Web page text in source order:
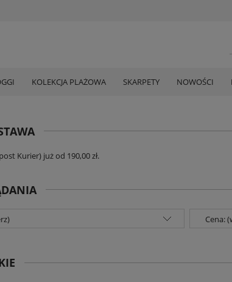
KOLEKCJA PLAŻOWA SKARPETY NOWOŚCI
Kurier) już od 190,00 zł.
Cena: